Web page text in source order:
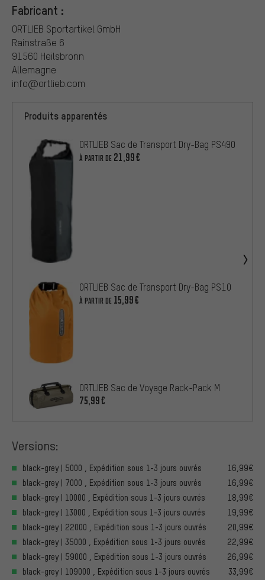
Fabricant :
ORTLIEB Sportartikel GmbH
Rainstraße 6
91560 Heilsbronn
Allemagne
info@ortlieb.com
Produits apparentés
ORTLIEB Sac de Transport Dry-Bag PS490
À PARTIR DE 21,99€
ORTLIEB Sac de Transport Dry-Bag PS10
À PARTIR DE 15,99€
ORTLIEB Sac de Voyage Rack-Pack M
75,99€
Versions:
black-grey | 5000 , Expédition sous 1-3 jours ouvrés
16,99€
black-grey | 7000 , Expédition sous 1-3 jours ouvrés
16,99€
black-grey | 10000 , Expédition sous 1-3 jours ouvrés
18,99€
black-grey | 13000 , Expédition sous 1-3 jours ouvrés
19,99€
black-grey | 22000 , Expédition sous 1-3 jours ouvrés
20,99€
black-grey | 35000 , Expédition sous 1-3 jours ouvrés
22,99€
black-grey | 59000 , Expédition sous 1-3 jours ouvrés
26,99€
black-grey | 109000 , Expédition sous 1-3 jours ouvrés
33,99€